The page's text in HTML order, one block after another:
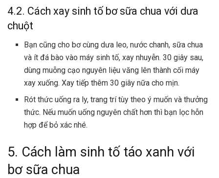
4.2. Cách xay sinh tố bơ sữa chua với dưa
chuột
Bạn cũng cho bơ cùng dưa leo, nước chanh, sữa chua
và ít đá bào vào máy sinh tố, xay nhuyễn. 30 giây sau,
dùng muỗng cạo nguyên liệu văng lên thành cối máy
xay xuống. Xay tiếp thêm 30 giây nữa cho mịn.
Rót thức uống ra ly, trang trí tùy theo ý muốn và thưởng
thức. Nếu muốn uống nguyên chất hơn thì bạn lọc hỗn
hợp để bỏ xác nhé.
5. Cách làm sinh tố táo xanh với
bơ sữa chua